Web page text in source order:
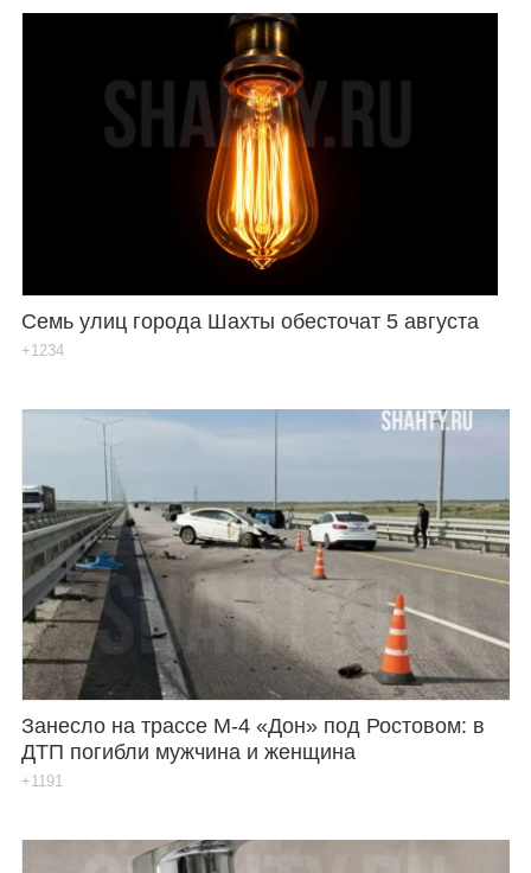
Семь улиц города Шахты обесточат 5 августа
+1234
Занесло на трассе М-4 «Дон» под Ростовом: в
ДТП погибли мужчина и женщина
+1191